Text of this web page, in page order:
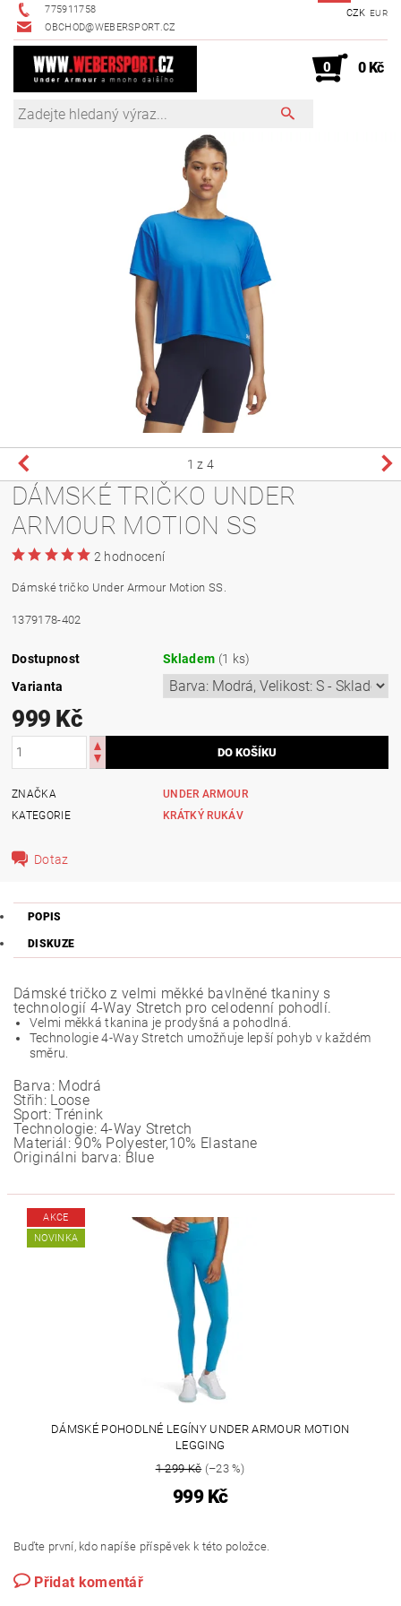
775911758
OBCHOD@WEBERSPORT.CZ
CZK EUR
0 0 Kč
1 z 4
DÁMSKÉ TRIČKO UNDER
ARMOUR MOTION SS
2 hodnocení
Dámské tričko Under Armour Motion SS.
1379178-402
Dostupnost Skladem (1 ks)
Varianta
999 Kč
ZNAČKA
UNDER ARMOUR
KATEGORIE
KRÁTKÝ RUKÁV
Dotaz
POPIS
DISKUZE
Dámské tričko z velmi měkké bavlněné tkaniny s
technologií 4-Way Stretch pro celodenní pohodlí.
Velmi měkká tkanina je prodyšná a pohodlná.
Technologie 4-Way Stretch umožňuje lepší pohyb v každém
směru.
Barva: Modrá
Střih: Loose
Sport: Trénink
Technologie: 4-Way Stretch
Materiál: 90% Polyester,10% Elastane
Originálni barva: Blue
AKCE
NOVINKA
DÁMSKÉ POHODLNÉ LEGÍNY UNDER ARMOUR MOTION
LEGGING
1 299 Kč(–23 %)
999 Kč
Buďte první, kdo napíše příspěvek k této položce.
Přidat komentář